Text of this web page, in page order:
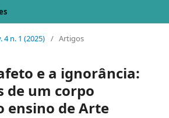
4 n. 1 (2025) / Artigos
e a ignorância:
de um corpo
ensino de Arte